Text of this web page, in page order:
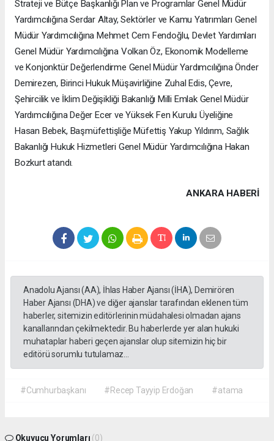
Strateji ve Bütçe Başkanlığı Plan ve Programlar Genel Müdür
Yardımcılığına Serdar Altay, Sektörler ve Kamu Yatırımları Genel
Müdür Yardımcılığına Mehmet Cem Fendoğlu, Devlet Yardımları
Genel Müdür Yardımcılığına Volkan Öz, Ekonomik Modelleme
ve Konjonktür Değerlendirme Genel Müdür Yardımcılığına Önder
Demirezen, Birinci Hukuk Müşavirliğine Zuhal Edis, Çevre,
Şehircilik ve İklim Değişikliği Bakanlığı Milli Emlak Genel Müdür
Yardımcılığına Değer Ecer ve Yüksek Fen Kurulu Üyeliğine
Hasan Bebek, Başmüfettişliğe Müfettiş Yakup Yıldırım, Sağlık
Bakanlığı Hukuk Hizmetleri Genel Müdür Yardımcılığına Hakan
Bozkurt atandı.
ANKARA HABERİ
Anadolu Ajansı (AA), İhlas Haber Ajansı (İHA), Demirören
Haber Ajansı (DHA) ve diğer ajanslar tarafından eklenen tüm
haberler, sitemizin editörlerinin müdahalesi olmadan ajans
kanallarından çekilmektedir. Bu haberlerde yer alan hukuki
muhataplar haberi geçen ajanslar olup sitemizin hiç bir
editörü sorumlu tutulamaz...
#Cumhurbaşkanı #Recep Tayyip Erdoğan #atama
Okuyucu Yorumları (0)